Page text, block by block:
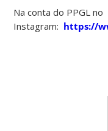
Na conta do PPGL no
Instagram: https://